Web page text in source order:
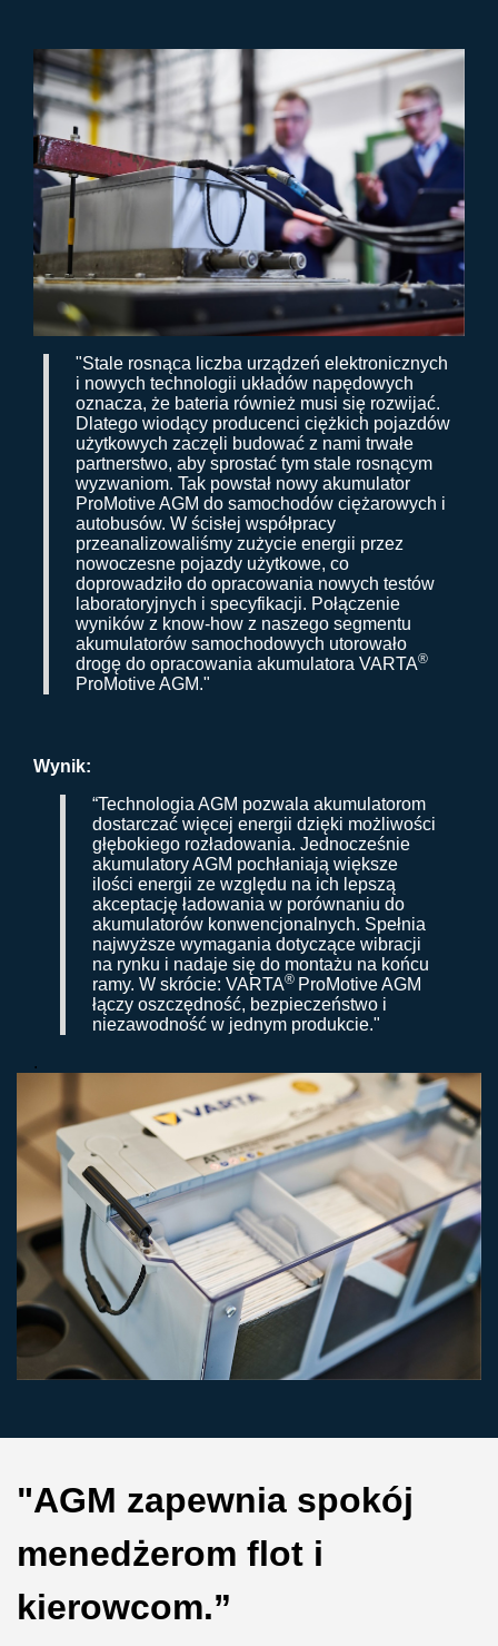
"Stale rosnąca liczba urządzeń elektronicznych
i nowych technologii układów napędowych
oznacza, że bateria również musi się rozwijać.
Dlatego wiodący producenci ciężkich pojazdów
użytkowych zaczęli budować z nami trwałe
partnerstwo, aby sprostać tym stale rosnącym
wyzwaniom. Tak powstał nowy akumulator
ProMotive AGM do samochodów ciężarowych i
autobusów. W ścisłej współpracy
przeanalizowaliśmy zużycie energii przez
nowoczesne pojazdy użytkowe, co
doprowadziło do opracowania nowych testów
laboratoryjnych i specyfikacji. Połączenie
wyników z know-how z naszego segmentu
akumulatorów samochodowych utorowało
drogę do opracowania akumulatora VARTA®
ProMotive AGM."
Wynik:
“Technologia AGM pozwala akumulatorom
dostarczać więcej energii dzięki możliwości
głębokiego rozładowania. Jednocześnie
akumulatory AGM pochłaniają większe
ilości energii ze względu na ich lepszą
akceptację ładowania w porównaniu do
akumulatorów konwencjonalnych. Spełnia
najwyższe wymagania dotyczące wibracji
na rynku i nadaje się do montażu na końcu
ramy. W skrócie: VARTA® ProMotive AGM
łączy oszczędność, bezpieczeństwo i
niezawodność w jednym produkcie."
.
"AGM zapewnia spokój
menedżerom flot i
kierowcom.”